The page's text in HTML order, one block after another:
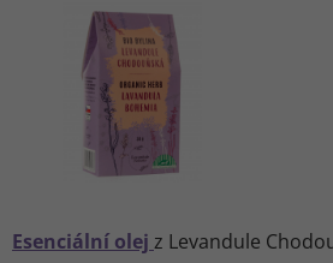
Esenciální olej z Levandule